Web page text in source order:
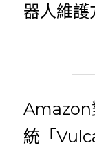
器人維護
Amazon
統「